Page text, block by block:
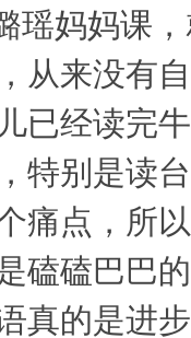
瑶妈妈课
从来没有
已经读完
特别是读
痛点，所
磕磕巴巴
真的是进